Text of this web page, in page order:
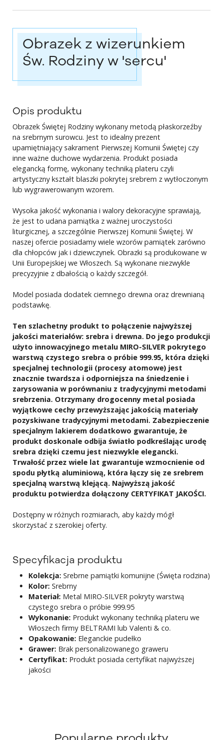
Obrazek z wizerunkiem
Św. Rodziny w 'sercu'
Opis produktu
Obrazek Świętej Rodziny wykonany metodą płaskorzeźby
na srebrnym surowcu. Jest to idealny prezent
upamiętniający sakrament Pierwszej Komunii Świętej czy
inne ważne duchowe wydarzenia. Produkt posiada
elegancką formę, wykonany techniką plateru czyli
artystyczny kształt blaszki pokrytej srebrem z wytłoczonym
lub wygrawerowanym wzorem.
Wysoka jakość wykonania i walory dekoracyjne sprawiają,
że jest to udana pamiątka z ważnej uroczystości
liturgicznej, a szczególnie Pierwszej Komunii Świętej. W
naszej ofercie posiadamy wiele wzorów pamiątek zarówno
dla chłopców jak i dziewczynek. Obrazki są produkowane w
Unii Europejskiej we Włoszech. Są wykonane niezwykle
precyzyjnie z dbałością o każdy szczegół.
Model posiada dodatek ciemnego drewna oraz drewnianą
podstawkę.
Ten szlachetny produkt to połączenie najwyższej
jakości materiałów: srebra i drewna. Do jego produkcji
użyto innowacyjnego metalu MIRO-SILVER pokrytego
warstwą czystego srebra o próbie 999.95, która dzięki
specjalnej technologii (procesy atomowe) jest
znacznie twardsza i odporniejsza na śniedzenie i
zarysowania w porównaniu z tradycyjnymi metodami
srebrzenia. Otrzymany drogocenny metal posiada
wyjątkowe cechy przewyższając jakością materiały
pozyskiwane tradycyjnymi metodami. Zabezpieczenie
specjalnym lakierem dodatkowo gwarantuje, że
produkt doskonale odbija światło podkreślając urodę
srebra dzięki czemu jest niezwykle elegancki.
Trwałość przez wiele lat gwarantuje wzmocnienie od
spodu płytką aluminiową, która łączy się ze srebrem
specjalną warstwą klejącą. Najwyższą jakość
produktu potwierdza dołączony CERTYFIKAT JAKOŚCI.
Dostępny w różnych rozmiarach, aby każdy mógł
skorzystać z szerokiej oferty.
Specyfikacja produktu
Kolekcja: Srebrne pamiątki komunijne (Święta rodzina)
Kolor: Srebrny
Materiał: Metal MIRO-SILVER pokryty warstwą
czystego srebra o próbie 999.95
Wykonanie: Produkt wykonany techniką plateru we
Włoszech firmy BELTRAMI lub Valenti & co.
Opakowanie: Eleganckie pudełko
Grawer: Brak personalizowanego graweru
Certyfikat: Produkt posiada certyfikat najwyższej
jakości